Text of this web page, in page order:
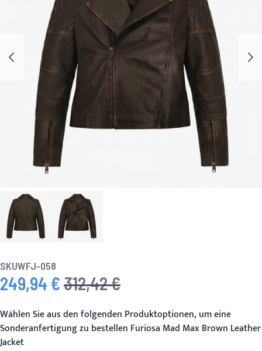
SKUWFJ-058
Sonderpreis
249,94 € Regulärer Preis
312,42 €
Wählen Sie aus den folgenden Produktoptionen, um eine
Sonderanfertigung zu bestellen Furiosa Mad Max Brown Leather
Jacket